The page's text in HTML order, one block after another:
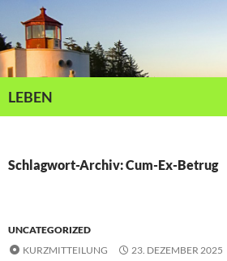
Inhalt
springen
LEBEN
Schlagwort-Archiv: Cum-Ex-Betrug
UNCATEGORIZED
KURZMITTEILUNG
23. DEZEMBER 2025